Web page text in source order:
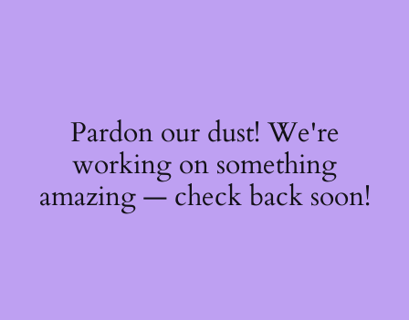
Pardon our dust! We're
working on something
amazing — check back soon!